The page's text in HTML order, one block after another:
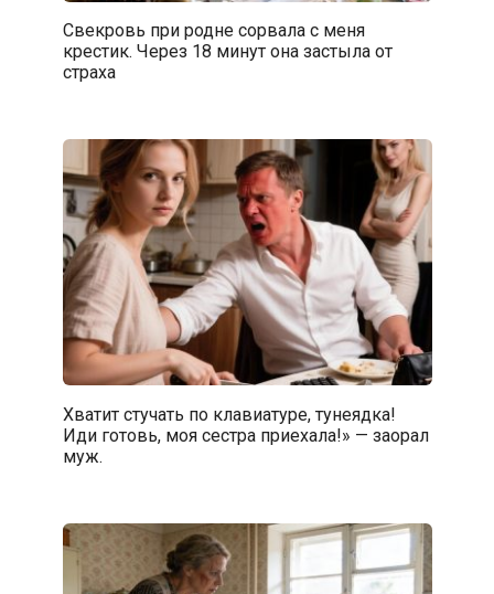
Свекровь при родне сорвала с меня
крестик. Через 18 минут она застыла от
страха
Хватит стучать по клавиатуре, тунеядка!
Иди готовь, моя сестра приехала!» — заорал
муж.